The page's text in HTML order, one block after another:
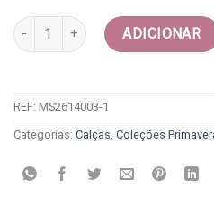
Quantidade de Calça - Lola
ADICIONAR
REF: MS2614003-1
Categorias: Calças Coleções